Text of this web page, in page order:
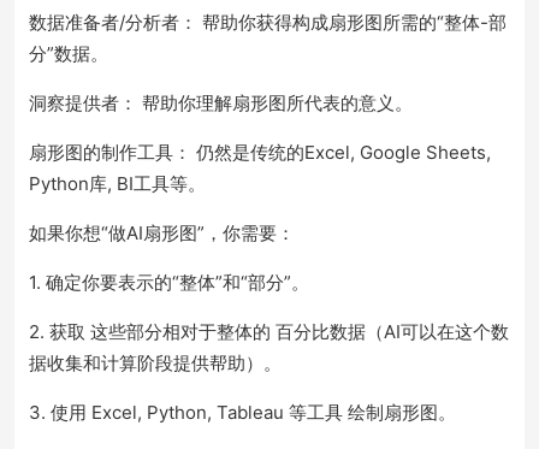
数据准备者/分析者： 帮助你获得构成扇形图所需的“整体-部
分”数据。
洞察提供者： 帮助你理解扇形图所代表的意义。
扇形图的制作工具： 仍然是传统的Excel, Google Sheets,
Python库, BI工具等。
如果你想“做AI扇形图”，你需要：
1. 确定你要表示的“整体”和“部分”。
2. 获取 这些部分相对于整体的 百分比数据（AI可以在这个数
据收集和计算阶段提供帮助）。
3. 使用 Excel, Python, Tableau 等工具 绘制扇形图。